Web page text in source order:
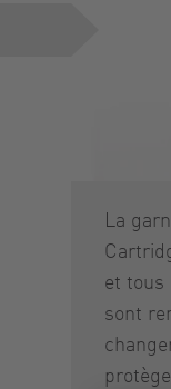
La
et tous
sont